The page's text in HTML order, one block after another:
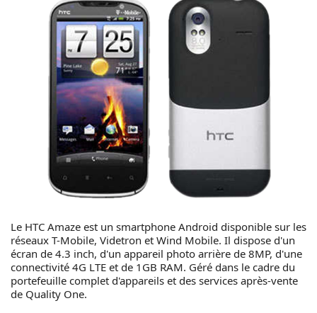
Le HTC Amaze est un smartphone Android disponible sur les
réseaux T-Mobile, Videtron et Wind Mobile. Il dispose d'un
écran de 4.3 inch, d'un appareil photo arrière de 8MP, d'une
connectivité 4G LTE et de 1GB RAM. Géré dans le cadre du
portefeuille complet d'appareils et des services après-vente
de Quality One.